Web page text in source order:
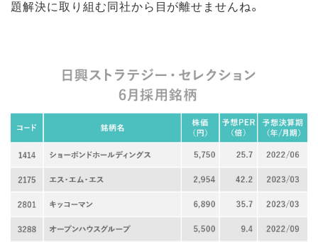
題解決に取り組む同社から目が離せませんね。